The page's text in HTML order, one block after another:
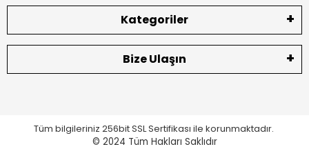
Kategoriler
Bize Ulaşın
Tüm bilgileriniz 256bit SSL Sertifikası ile korunmaktadır.
© 2024 Tüm Hakları Saklıdır